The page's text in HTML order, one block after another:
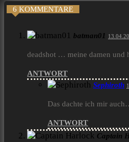
6 KOMMENTARE
batman01
deadshot … meine damen und
ANTWORT
Sephiroth
Das dachte ich mir
ANTWORT
Captain